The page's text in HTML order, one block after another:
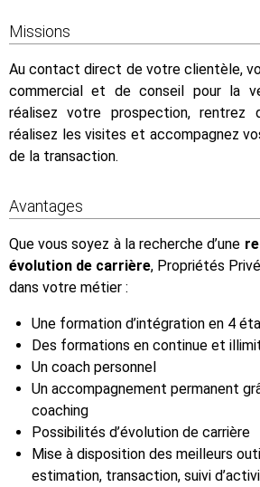
Missions
Au contact direct de votre clientèle,
commercial et de conseil pour la
réalisez votre prospection, rentrez
réalisez les visites et accompagnez
de la transaction.
Avantages
Que vous soyez à la recherche d’une
évolution de carrière, Propriétés
dans votre métier :
Une formation d’intégration en 4
Des formations en continue et
Un coach personnel
Un accompagnement permanent
coaching
Possibilités d’évolution de carrière
Mise à disposition des meilleurs
estimation, transaction, suivi